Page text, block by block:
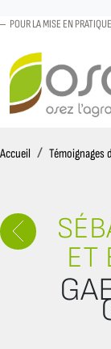
POUR LA MISE EN
Accueil AccueilTémoignages
ET